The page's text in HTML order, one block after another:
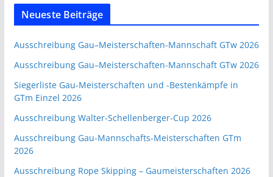
Neueste Beiträge
Ausschreibung Gau–Meisterschaften-Mannschaft GTw 2026
Ausschreibung Gau–Meisterschaften-Mannschaft GTw 2026
Siegerliste Gau-Meisterschaften und -Bestenkämpfe in
GTm Einzel 2026
Ausschreibung Walter-Schellenberger-Cup 2026
Ausschreibung Gau-Mannschafts-Meisterschaften GTm
2026
Ausschreibung Rope Skipping – Gaumeisterschaften 2026